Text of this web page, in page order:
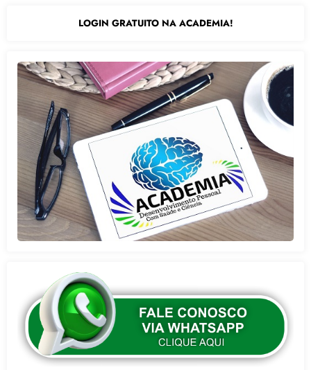
LOGIN GRATUITO NA ACADEMIA!